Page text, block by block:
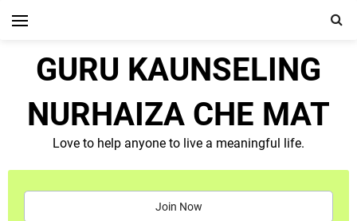
GURU KAUNSELING
NURHAIZA CHE MAT
Love to help anyone to live a meaningful life.
Join Now